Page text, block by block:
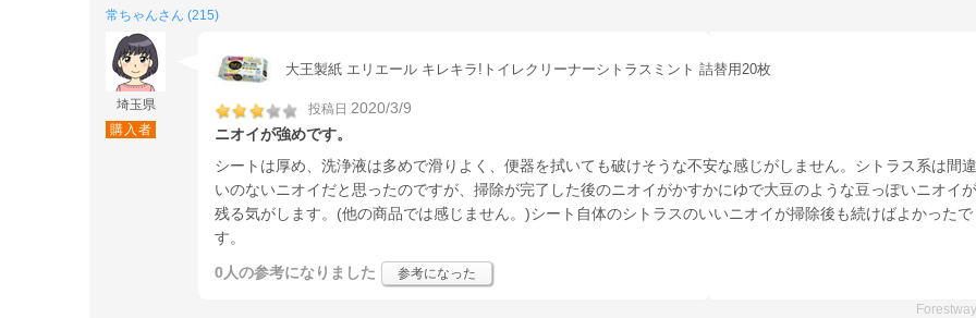
常ちゃんさん (215)
埼玉県
購入者
大王製紙 エリエール キレキラ!トイレクリーナーシトラスミント 詰替用20枚
投稿日 2020/3/9
ニオイが強めです。
シートは厚め、洗浄液は多めで滑りよく、便器を拭いても破けそうな不安な感じがしません。シトラス系は間違
いのないニオイだと思ったのですが、掃除が完了した後のニオイがかすかにゆで大豆のような豆っぽいニオイが
残る気がします。(他の商品では感じません。)シート自体のシトラスのいいニオイが掃除後も続けばよかったで
す。
0人の参考になりました 参考になった
Forestway